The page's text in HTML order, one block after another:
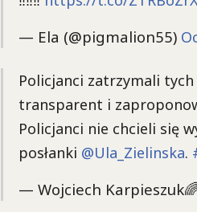
— Ela (@pigmalion55)
Policjanci zatrzymali
transparent i
Policjanci nie chcieli się
posłanki @Ula_Zielinska.
— Wojciech